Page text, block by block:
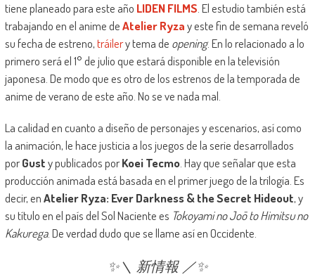
tiene planeado para este año LIDEN FILMS . El estudio también está
trabajando en el anime deAtelier Ryzay este fin de semana reveló
su fecha de estreno,tráilery tema de opening. En lo relacionado a lo
primero será el 1° de julio que estará disponible en la televisión
japonesa. De modo que es otro de los estrenos de la temporada de
anime de verano de este año. No se ve nada mal.
La calidad en cuanto a diseño de personajes y escenarios, así como
la animación, le hace justicia a los juegos de la serie desarrollados
porGusty publicados porKoei Tecmo. Hay que señalar que esta
producción animada está basada en el primer juego de la trilogía. Es
decir, enAtelier Ryza: Ever Darkness & the Secret Hideout, y
su título en el país del Sol Naciente es Tokoyami no Joō to Himitsu no
Kakurega. De verdad dudo que se llame así en Occidente.
✨＼ 新情報 ／✨